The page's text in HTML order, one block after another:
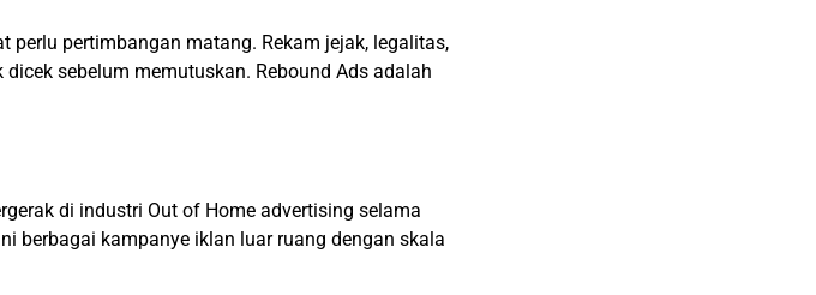
perlu pertimbangan matang. Rekam jejak, legalitas,
sebelum memutuskan. Rebound Ads adalah
di industri Out of Home advertising selama
berbagai kampanye iklan luar ruang dengan skala